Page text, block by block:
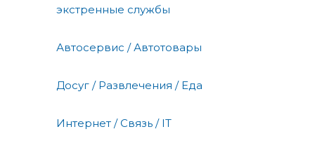
экстренные службы
Автосервис / Автотовары
Досуг / Развлечения / Еда
Интернет / Связь / IT